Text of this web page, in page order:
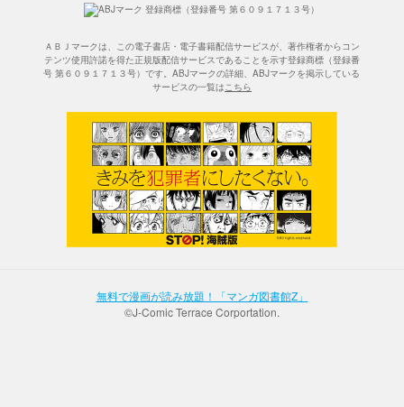
ＡＢＪマークは、この電子書店・電子書籍配信サービスが、著作権者からコン
テンツ使用許諾を得た正規版配信サービスであることを示す登録商標（登録番
号 第６０９１７１３号）です。ABJマークの詳細、ABJマークを掲示している
サービスの一覧はこちら
無料で漫画が読み放題！「マンガ図書館Z」
©J-Comic Terrace Corportation.